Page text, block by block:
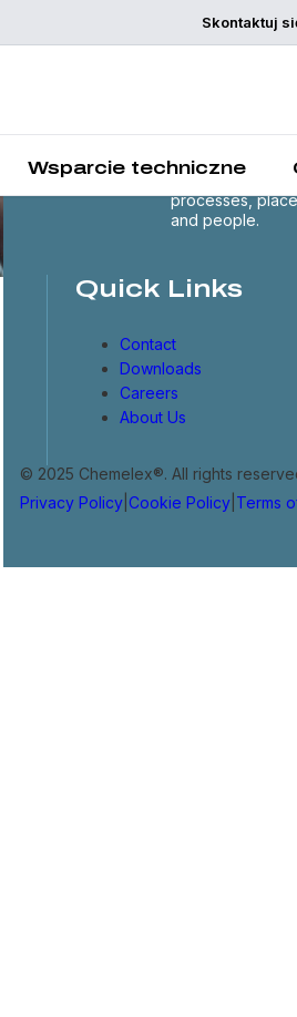
Skontaktuj
Wsparcie techniczne
sensing
protecting the
world's critical
processes,
and people.
Quick Links
Contact
Downloads
Careers
About Us
© 2025 Chemelex®. All rights
Privacy Policy| Cookie Policy| Terms